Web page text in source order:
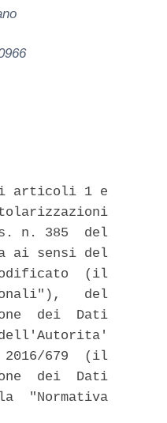
articoli 1 e
n. 385  del
ai sensi del
(il
del
dei  Dati
dell'Autorita'
2016/679  (il
dei  Dati
"Normativa